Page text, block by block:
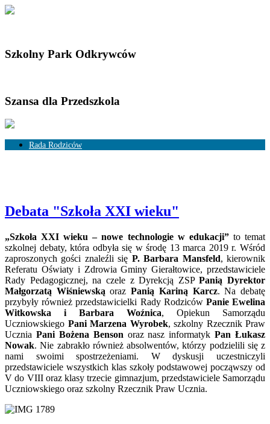
Szkolny Park Odkrywców
Szansa dla Przedszkola
Rada Rodziców
Debata "Szkoła XXI wieku"
„Szkoła XXI wieku – nowe technologie w edukacji”to temat
szkolnej debaty, która odbyła się w środę 13 marca 2019 r. Wśród
zaproszonych gości znaleźli się P. Barbara Mansfeld, kierownik
Referatu Oświaty i Zdrowia Gminy Gierałtowice, przedstawiciele
Rady Pedagogicznej, na czele z Dyrekcją ZSPPanią Dyrektor
Małgorzatą Wiśniewską orazPanią Kariną Karcz. Na debatę
przybyły również przedstawicielki Rady Rodziców Panie Ewelina
Witkowska i Barbara Woźnica, Opiekun Samorządu
Uczniowskiego Pani Marzena Wyrobek, szkolny Rzecznik Praw
Ucznia Pani Bożena Benson oraz nasz informatykPan Łukasz
Nowak. Nie zabrakło również absolwentów, którzy podzielili się z
nami swoimi spostrzeżeniami. W dyskusji uczestniczyli
przedstawiciele wszystkich klas szkoły podstawowej począwszy od
V do VIII oraz klasy trzecie gimnazjum, przedstawiciele Samorządu
Uczniowskiego oraz szkolny Rzecznik Praw Ucznia.